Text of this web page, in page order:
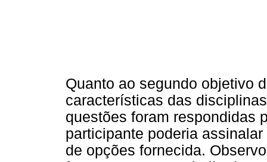
Quanto ao segundo objetivo
características das
questões foram respondidas
participante poderia
de opções fornecida.